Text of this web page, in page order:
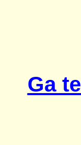
Ga